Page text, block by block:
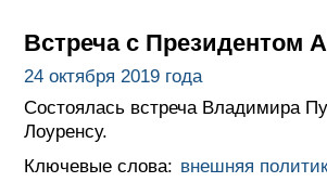
Встреча с Президентом
24 октября 2019 года
Состоялась встреча Владимира
Лоуренсу.
Ключевые слова: внешняя